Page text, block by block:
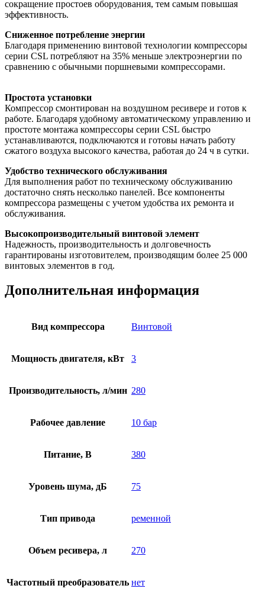
сокращение простоев оборудования, тем самым повышая
эффективность.
Сниженное потребление энергии
Благодаря применению винтовой технологии компрессоры
серии CSL потребляют на 35% меньше электроэнергии по
сравнению с обычными поршневыми компрессорами.
Простота установки
Компрессор смонтирован на воздушном ресивере и готов к
работе. Благодаря удобному автоматическому управлению и
простоте монтажа компрессоры серии CSL быстро
устанавливаются, подключаются и готовы начать работу
сжатого воздуха высокого качества, работая до 24 ч в сутки.
Удобство технического обслуживания
Для выполнения работ по техническому обслуживанию
достаточно снять несколько панелей. Все компоненты
компрессора размещены с учетом удобства их ремонта и
обслуживания.
Высокопроизводительный винтовой элемент
Надежность, производительность и долговечность
гарантированы изготовителем, производящим более 25 000
винтовых элементов в год.
Дополнительная информация
Вид компрессора Винтовой
Мощность двигателя, кВт 3
Производительность, л/мин 280
Рабочее давление 10 бар
Питание, В 380
Уровень шума, дБ 75
Тип привода ременной
Объем ресивера, л 270
Частотный преобразователь нет